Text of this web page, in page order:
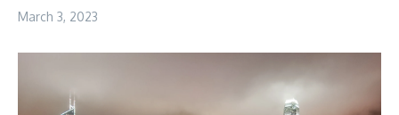
March 3, 2023